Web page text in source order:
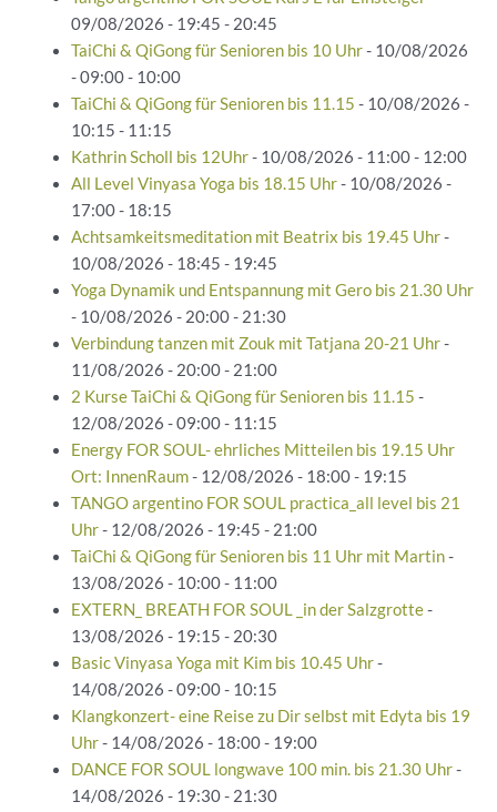
09/08/2026 - 19:45 - 20:45
TaiChi & QiGong für Senioren bis 10 Uhr- 10/08/2026
- 09:00 - 10:00
TaiChi & QiGong für Senioren bis 11.15 - 10/08/2026 -
10:15 - 11:15
Kathrin Scholl bis 12Uhr- 10/08/2026 - 11:00 - 12:00
All Level Vinyasa Yoga bis 18.15 Uhr- 10/08/2026 -
17:00 - 18:15
Achtsamkeitsmeditation mit Beatrix bis 19.45 Uhr-
10/08/2026 - 18:45 - 19:45
Yoga Dynamik und Entspannung mit Gero bis 21.30 Uhr
- 10/08/2026 - 20:00 - 21:30
Verbindung tanzen mit Zouk mit Tatjana 20-21 Uhr-
11/08/2026 - 20:00 - 21:00
2 Kurse TaiChi & QiGong für Senioren bis 11.15 -
12/08/2026 - 09:00 - 11:15
Energy FOR SOUL- ehrliches Mitteilen bis 19.15 Uhr
Ort: InnenRaum- 12/08/2026 - 18:00 - 19:15
TANGO argentino FOR SOUL practica_all level bis 21
Uhr- 12/08/2026 - 19:45 - 21:00
TaiChi & QiGong für Senioren bis 11 Uhr mit Martin-
13/08/2026 - 10:00 - 11:00
EXTERN_ BREATH FOR SOUL _in der Salzgrotte-
13/08/2026 - 19:15 - 20:30
Basic Vinyasa Yoga mit Kim bis 10.45 Uhr-
14/08/2026 - 09:00 - 10:15
Klangkonzert- eine Reise zu Dir selbst mit Edyta bis 19
Uhr- 14/08/2026 - 18:00 - 19:00
DANCE FOR SOUL longwave 100 min. bis 21.30 Uhr-
14/08/2026 - 19:30 - 21:30